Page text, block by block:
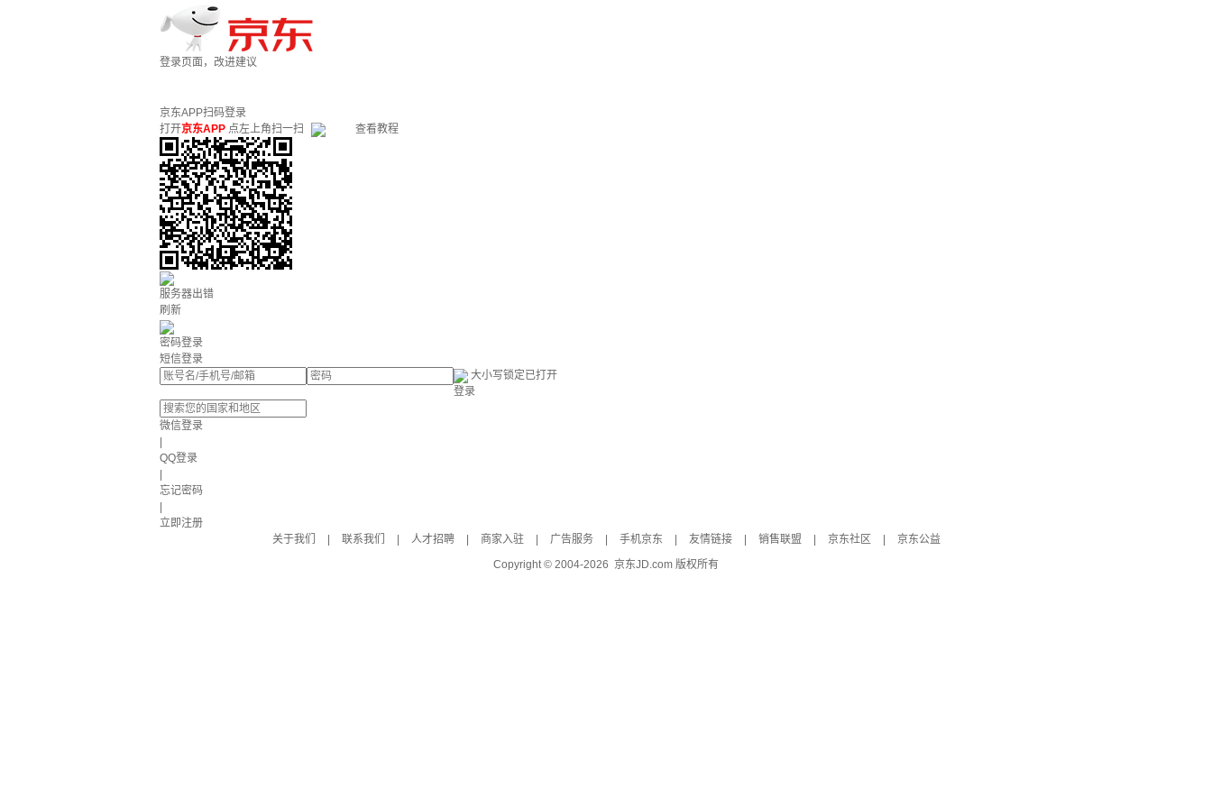
登录页面，改进建议
京东APP扫码登录
打开京东APP 点左上角扫一扫 查看教程
服务器出错
刷新
密码登录
短信登录
大小写锁定已打开
登录
微信登录
QQ登录
忘记密码
立即注册
关于我们
联系我们 人才招聘 商家入驻 广告服务 手机京东 友情链接 销售联盟 京东社区
京东公益
Copyright © 2004-2026 京东JD.com 版权所有